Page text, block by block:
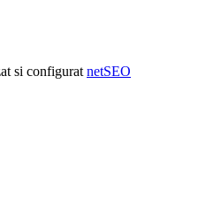
si configurat netSEO